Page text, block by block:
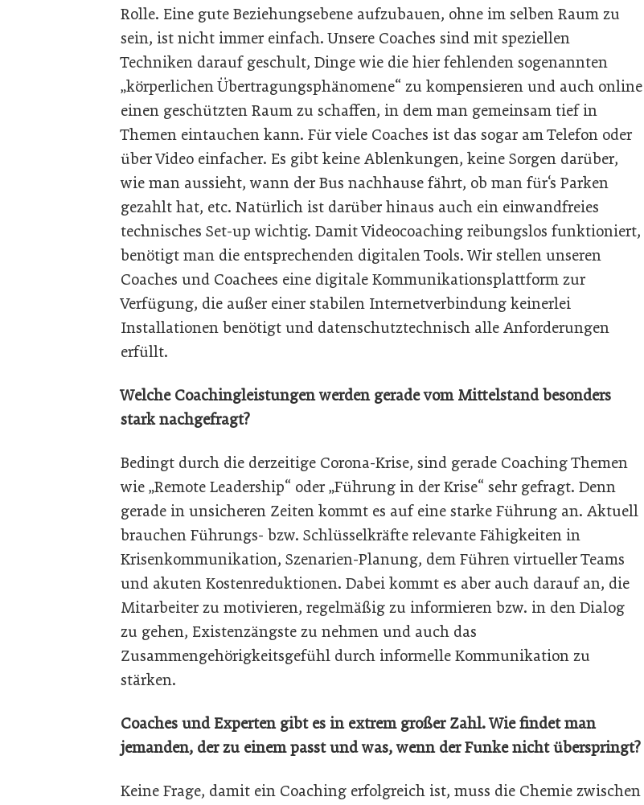
Rolle. Eine gute Beziehungsebene aufzubauen, ohne im selben Raum zu
sein, ist nicht immer einfach. Unsere Coaches sind mit speziellen
Techniken darauf geschult, Dinge wie die hier fehlenden sogenannten
„körperlichen Übertragungsphänomene“ zu kompensieren und auch online
einen geschützten Raum zu schaffen, in dem man gemeinsam tief in
Themen eintauchen kann. Für viele Coaches ist das sogar am Telefon oder
über Video einfacher. Es gibt keine Ablenkungen, keine Sorgen darüber,
wie man aussieht, wann der Bus nachhause fährt, ob man für‘s Parken
gezahlt hat, etc. Natürlich ist darüber hinaus auch ein einwandfreies
technisches Set-up wichtig. Damit Videocoaching reibungslos funktioniert,
benötigt man die entsprechenden digitalen Tools. Wir stellen unseren
Coaches und Coachees eine digitale Kommunikationsplattform zur
Verfügung, die außer einer stabilen Internetverbindung keinerlei
Installationen benötigt und datenschutztechnisch alle Anforderungen
erfüllt.
Welche Coachingleistungen werden gerade vom Mittelstand besonders
stark nachgefragt?
Bedingt durch die derzeitige Corona-Krise, sind gerade Coaching Themen
wie „Remote Leadership“ oder „Führung in der Krise“ sehr gefragt. Denn
gerade in unsicheren Zeiten kommt es auf eine starke Führung an. Aktuell
brauchen Führungs- bzw. Schlüsselkräfte relevante Fähigkeiten in
Krisenkommunikation, Szenarien-Planung, dem Führen virtueller Teams
und akuten Kostenreduktionen. Dabei kommt es aber auch darauf an, die
Mitarbeiter zu motivieren, regelmäßig zu informieren bzw. in den Dialog
zu gehen, Existenzängste zu nehmen und auch das
Zusammengehörigkeitsgefühl durch informelle Kommunikation zu
stärken.
Coaches und Experten gibt es in extrem großer Zahl. Wie findet man
jemanden, der zu einem passt und was, wenn der Funke nicht überspringt?
Keine Frage, damit ein Coaching erfolgreich ist, muss die Chemie zwischen